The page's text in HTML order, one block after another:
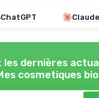
ChatGPT Claude
les dernières
cosmetiques bio